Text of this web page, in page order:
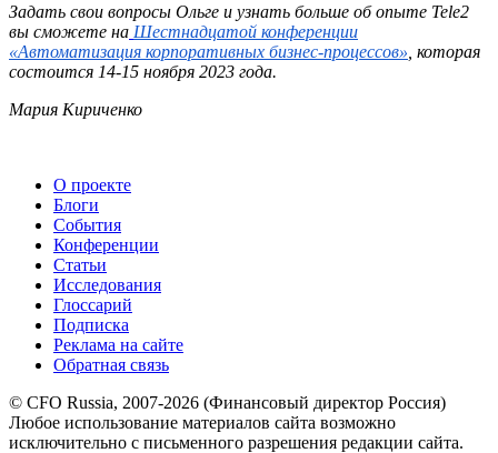
Задать свои вопросы Ольге и узнать больше об опыте Tele2
вы сможете на Шестнадцатой конференции
«Автоматизация корпоративных бизнес-процессов» , которая
состоится 14-15 ноября 2023 года.
Мария Кириченко
О проекте
Блоги
События
Конференции
Статьи
Исследования
Глоссарий
Подписка
Реклама на сайте
Обратная связь
© CFO Russia, 2007-2026 (Финансовый директор Россия)
Любое использование материалов сайта возможно
исключительно с письменного разрешения редакции сайта.